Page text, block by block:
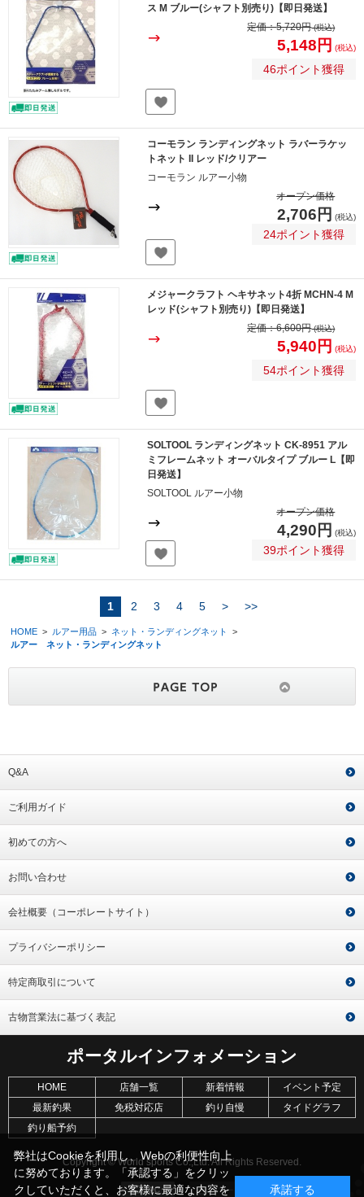
ス M ブルー(シャフト別売り)【即日発送】
定価：5,720円(税込)
5,148円 (税込)
46ポイント獲得
コーモラン ランディングネット ラバーラケッ
トネット II レッド/クリアー
コーモラン ルアー小物
オープン価格
2,706円 (税込)
24ポイント獲得
メジャークラフト ヘキサネット4折 MCHN-4 M
レッド(シャフト別売り)【即日発送】
定価：6,600円(税込)
5,940円 (税込)
54ポイント獲得
SOLTOOL ランディングネット CK-8951 アル
ミフレームネット オーバルタイプ ブルー L【即
日発送】
SOLTOOL ルアー小物
オープン価格
4,290円 (税込)
39ポイント獲得
1 2 3 4 5 > >>
HOME > ルアー用品 > ネット・ランディングネット
>
ルアー ネット・ランディングネット
Q&A
ご利用ガイド
初めての方へ
お問い合わせ
会社概要（コーポレートサイト）
プライバシーポリシー
特定商取引について
古物営業法に基づく表記
ポータルインフォメーション
HOME 店舗一覧 新着情報
イベント予定
最新釣果
免税対応店 釣り自慢
タイドグラフ
釣り船予約
Copyright © World sports Co.,Ltd. All Rights Reserved.
弊社はCookieを利用し、Webの利便性向上
に努めております。「承認する」をクリッ
クしていただくと、お客様に最適な内容を
承諾する